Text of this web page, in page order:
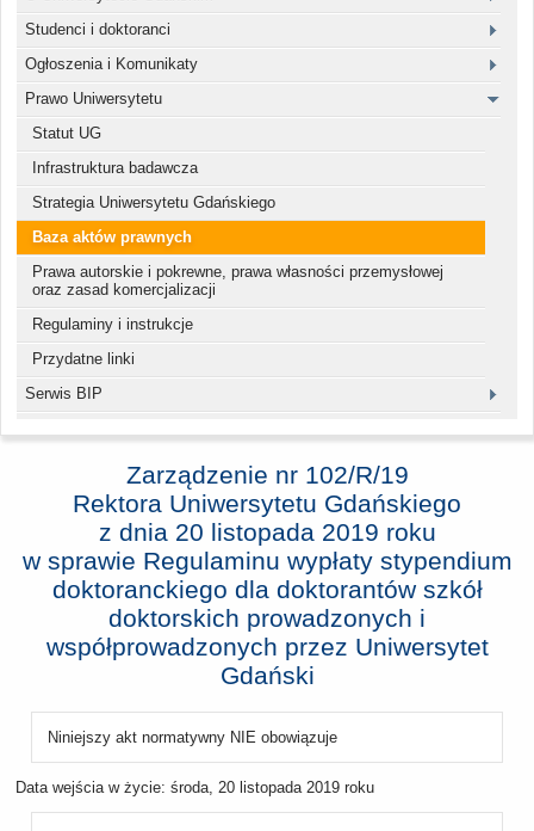
Studenci i doktoranci
Ogłoszenia i Komunikaty
Prawo Uniwersytetu
Statut UG
Infrastruktura badawcza
Strategia Uniwersytetu Gdańskiego
Baza aktów prawnych
Prawa autorskie i pokrewne, prawa własności przemysłowej
oraz zasad komercjalizacji
Regulaminy i instrukcje
Przydatne linki
Serwis BIP
Zarządzenie nr 102/R/19
Rektora Uniwersytetu Gdańskiego
z dnia 20 listopada 2019 roku
w sprawie Regulaminu wypłaty stypendium
doktoranckiego dla doktorantów szkół
doktorskich prowadzonych i
współprowadzonych przez Uniwersytet
Gdański
Niniejszy akt normatywny NIE obowiązuje
Data wejścia w życie: środa, 20 listopada 2019 roku